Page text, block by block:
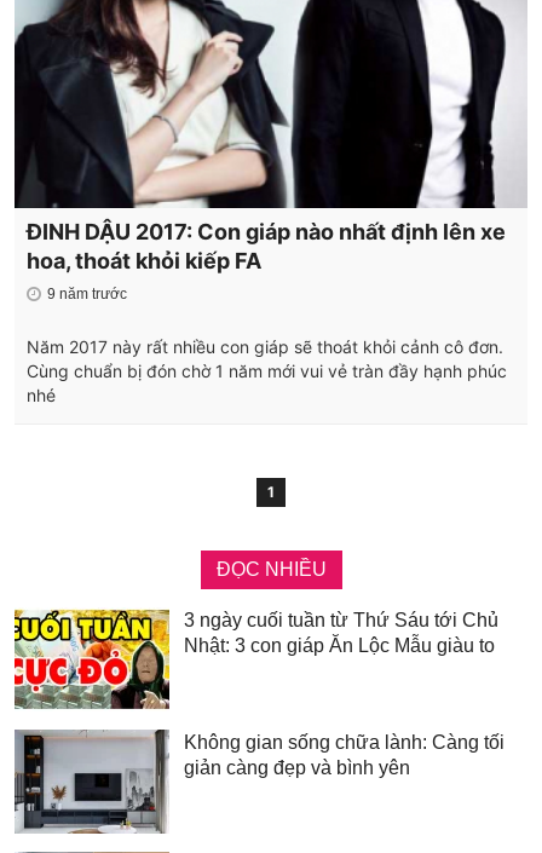
ĐINH DẬU 2017: Con giáp nào nhất định lên xe
hoa, thoát khỏi kiếp FA
9 năm trước
Năm 2017 này rất nhiều con giáp sẽ thoát khỏi cảnh cô đơn.
Cùng chuẩn bị đón chờ 1 năm mới vui vẻ tràn đầy hạnh phúc
nhé
1
ĐỌC NHIỀU
3 ngày cuối tuần từ Thứ Sáu tới Chủ
Nhật: 3 con giáp Ăn Lộc Mẫu giàu to
Không gian sống chữa lành: Càng tối
giản càng đẹp và bình yên